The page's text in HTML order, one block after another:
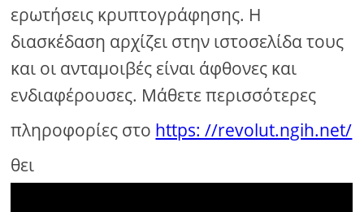
ερωτήσεις κρυπτογράφησης. Η
διασκέδαση αρχίζει στην ιστοσελίδα τους
και οι ανταμοιβές είναι άφθονες και
ενδιαφέρουσες. Μάθετε περισσότερες
πληροφορίες στο https: //revolut.ngih.net/
θει